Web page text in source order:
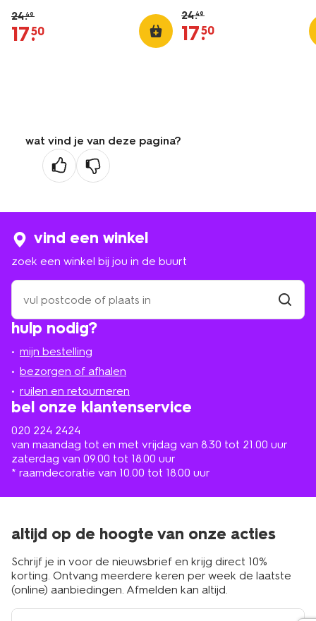
24.49
17.
50
24.49
17.
50
wat vind je van deze pagina?
hulp nodig?
mijn bestelling
bezorgen of afhalen
ruilen en retourneren
bel onze klantenservice
020 224 2424
van maandag tot en met vrijdag van 8.30 tot 21.00 uur
zaterdag van 09.00 tot 18.00 uur
* raamdecoratie van 10.00 tot 18.00 uur
vind een winkel
zoek een winkel bij jou in de buurt
zoek
een
winkel
bij
in
de
buurt
altijd op de hoogte van onze acties
Schrijf je in voor de nieuwsbrief en krijg direct 10%
korting. Ontvang meerdere keren per week de laatste
(online) aanbiedingen. Afmelden kan altijd.
e-